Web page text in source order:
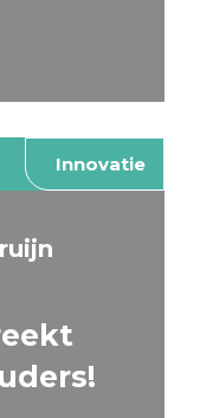
Innovatie